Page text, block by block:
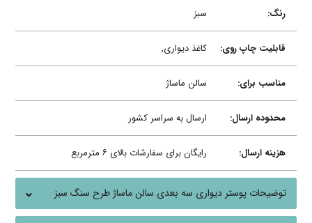
رنگ: سبز
قابلیت چاپ روی: کاغذ دیواری,
مناسب برای: سالن ماساژ
محدوده ارسال: ارسال به سراسر کشور
هزینه ارسال: رایگان برای سفارشات بالای ۶ مترمربع
توضیحات پوستر دیواری سه بعدی سالن ماساژ طرح سنگ سبز